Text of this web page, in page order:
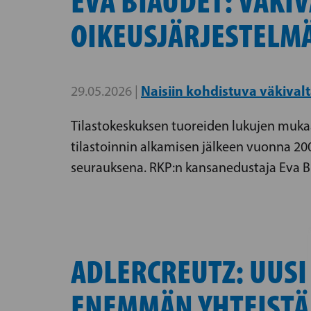
29.05.2026 | Naisiin kohdistuva
Tilastokeskuksen tuoreiden lukujen
tilastoinnin alkamisen jälkeen vuonna
seurauksena. RKP:n kansanedustaja
ADLERCREUTZ: